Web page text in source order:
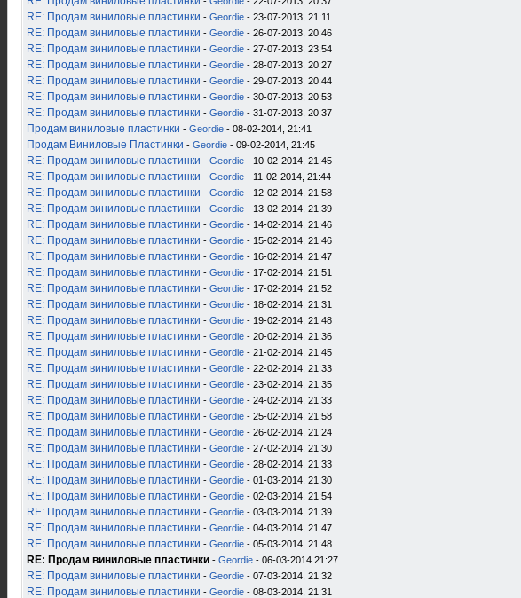
RE: Продам виниловые пластинки - Geordie - 23-07-2013, 21:11
RE: Продам виниловые пластинки - Geordie - 26-07-2013, 20:46
RE: Продам виниловые пластинки - Geordie - 27-07-2013, 23:54
RE: Продам виниловые пластинки - Geordie - 28-07-2013, 20:27
RE: Продам виниловые пластинки - Geordie - 29-07-2013, 20:44
RE: Продам виниловые пластинки - Geordie - 30-07-2013, 20:53
RE: Продам виниловые пластинки - Geordie - 31-07-2013, 20:37
Продам виниловые пластинки - Geordie - 08-02-2014, 21:41
Продам Виниловые Пластинки - Geordie - 09-02-2014, 21:45
RE: Продам виниловые пластинки - Geordie - 10-02-2014, 21:45
RE: Продам виниловые пластинки - Geordie - 11-02-2014, 21:44
RE: Продам виниловые пластинки - Geordie - 12-02-2014, 21:58
RE: Продам виниловые пластинки - Geordie - 13-02-2014, 21:39
RE: Продам виниловые пластинки - Geordie - 14-02-2014, 21:46
RE: Продам виниловые пластинки - Geordie - 15-02-2014, 21:46
RE: Продам виниловые пластинки - Geordie - 16-02-2014, 21:47
RE: Продам виниловые пластинки - Geordie - 17-02-2014, 21:51
RE: Продам виниловые пластинки - Geordie - 17-02-2014, 21:52
RE: Продам виниловые пластинки - Geordie - 18-02-2014, 21:31
RE: Продам виниловые пластинки - Geordie - 19-02-2014, 21:48
RE: Продам виниловые пластинки - Geordie - 20-02-2014, 21:36
RE: Продам виниловые пластинки - Geordie - 21-02-2014, 21:45
RE: Продам виниловые пластинки - Geordie - 22-02-2014, 21:33
RE: Продам виниловые пластинки - Geordie - 23-02-2014, 21:35
RE: Продам виниловые пластинки - Geordie - 24-02-2014, 21:33
RE: Продам виниловые пластинки - Geordie - 25-02-2014, 21:58
RE: Продам виниловые пластинки - Geordie - 26-02-2014, 21:24
RE: Продам виниловые пластинки - Geordie - 27-02-2014, 21:30
RE: Продам виниловые пластинки - Geordie - 28-02-2014, 21:33
RE: Продам виниловые пластинки - Geordie - 01-03-2014, 21:30
RE: Продам виниловые пластинки - Geordie - 02-03-2014, 21:54
RE: Продам виниловые пластинки - Geordie - 03-03-2014, 21:39
RE: Продам виниловые пластинки - Geordie - 04-03-2014, 21:47
RE: Продам виниловые пластинки - Geordie - 05-03-2014, 21:48
RE: Продам виниловые пластинки - Geordie - 06-03-2014 21:27
RE: Продам виниловые пластинки - Geordie - 07-03-2014, 21:32
RE: Продам виниловые пластинки - Geordie - 08-03-2014, 21:31